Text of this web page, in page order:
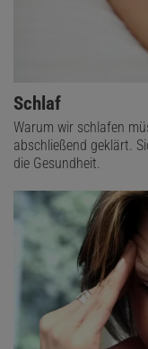
Schlaf
Warum wir schlafen
abschließend geklärt.
die Gesundheit.